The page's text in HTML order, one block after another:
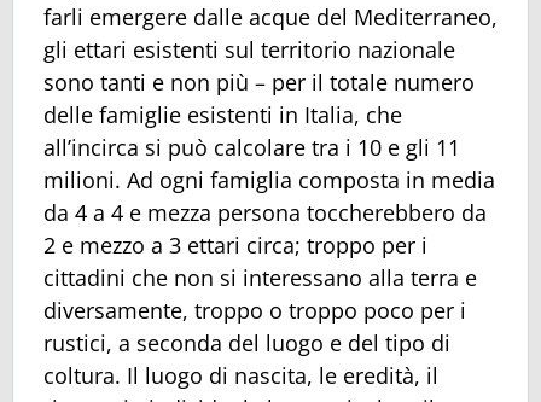
farli emergere dalle acque del Mediterraneo,
gli ettari esistenti sul territorio nazionale
sono tanti e non più – per il totale numero
delle famiglie esistenti in Italia, che
all’incirca si può calcolare tra i 10 e gli 11
milioni. Ad ogni famiglia composta in media
da 4 a 4 e mezza persona toccherebbero da
2 e mezzo a 3 ettari circa; troppo per i
cittadini che non si interessano alla terra e
diversamente, troppo o troppo poco per i
rustici, a seconda del luogo e del tipo di
coltura. Il luogo di nascita, le eredità, il